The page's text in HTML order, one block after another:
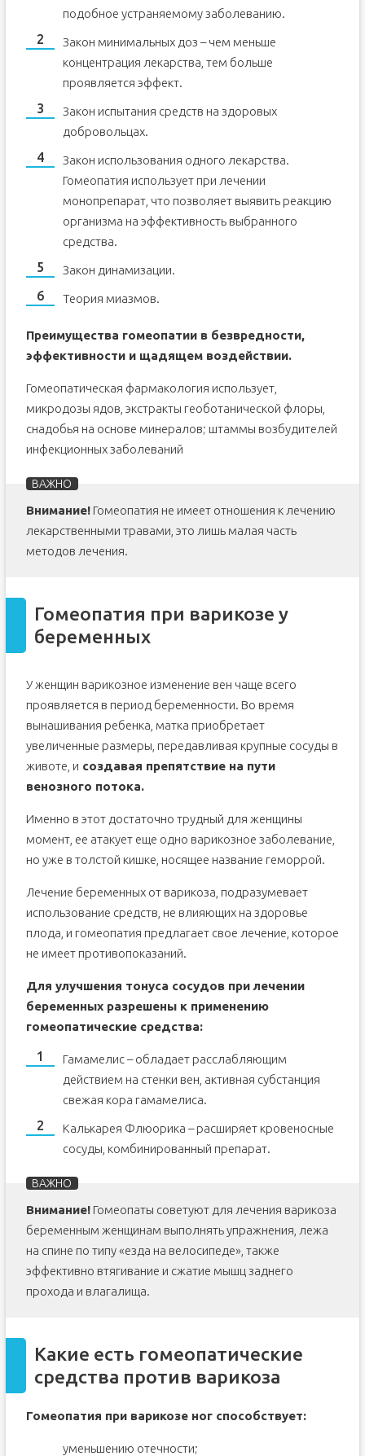
подобное устраняемому заболеванию.
Закон минимальных доз – чем меньше
концентрация лекарства, тем больше
проявляется эффект.
Закон испытания средств на здоровых
добровольцах.
Закон использования одного лекарства.
Гомеопатия использует при лечении
монопрепарат, что позволяет выявить реакцию
организма на эффективность выбранного
средства.
Закон динамизации.
Теория миазмов.
Преимущества гомеопатии в безвредности,
эффективности и щадящем воздействии.
Гомеопатическая фармакология использует,
микродозы ядов, экстракты геоботанической флоры,
снадобья на основе минералов; штаммы возбудителей
инфекционных заболеваний
Внимание!Гомеопатия не имеет отношения к лечению
лекарственными травами, это лишь малая часть
методов лечения.
Гомеопатия при варикозе у
беременных
У женщин варикозное изменение вен чаще всего
проявляется в период беременности. Во время
вынашивания ребенка, матка приобретает
увеличенные размеры, передавливая крупные сосуды в
животе, и создавая препятствие на пути
венозного потока.
Именно в этот достаточно трудный для женщины
момент, ее атакует еще одно варикозное заболевание,
но уже в толстой кишке, носящее название геморрой.
Лечение беременных от варикоза, подразумевает
использование средств, не влияющих на здоровье
плода, и гомеопатия предлагает свое лечение, которое
не имеет противопоказаний.
Для улучшения тонуса сосудов при лечении
беременных разрешены к применению
гомеопатические средства:
Гамамелис – обладает расслабляющим
действием на стенки вен, активная субстанция
свежая кора гамамелиса.
Калькарея Флюорика – расширяет кровеносные
сосуды, комбинированный препарат.
Внимание!Гомеопаты советуют для лечения варикоза
беременным женщинам выполнять упражнения, лежа
на спине по типу «езда на велосипеде», также
эффективно втягивание и сжатие мышц заднего
прохода и влагалища.
Какие есть гомеопатические
средства против варикоза
Гомеопатия при варикозе ног способствует:
уменьшению отечности;